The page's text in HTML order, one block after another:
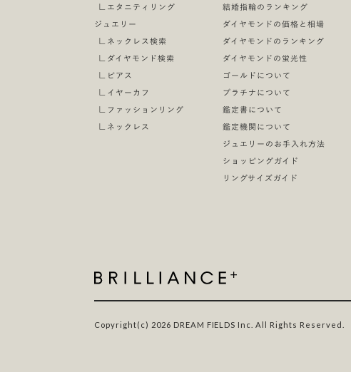
∟
エタニティリング
ジュエリー
∟ ネックレス検索
∟ ダイヤモンド検索
∟ ピアス
∟ イヤーカフ
∟ ファッションリング
∟ ネックレス
結婚指輪のランキング
ダイヤモンドの価格と相場
ダイヤモンドのランキング
ダイヤモンドの蛍光性
ゴールドについて
プラチナについて
鑑定書について
鑑定機関について
ジュエリーのお手入れ方法
ショッピングガイド
リングサイズガイド
Copyright(c) 2026 DREAM FIELDS Inc. All Rights Reserved.